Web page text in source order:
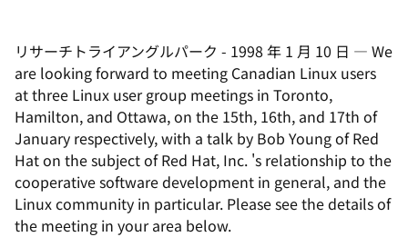
い
リサーチトライアングルパーク - 1998 年 1 月 10 日 — We
are looking forward to meeting Canadian Linux users
at three Linux user group meetings in Toronto,
Hamilton, and Ottawa, on the 15th, 16th, and 17th of
January respectively, with a talk by Bob Young of Red
Hat on the subject of Red Hat, Inc. 's relationship to the
cooperative software development in general, and the
Linux community in particular. Please see the details of
the meeting in your area below.